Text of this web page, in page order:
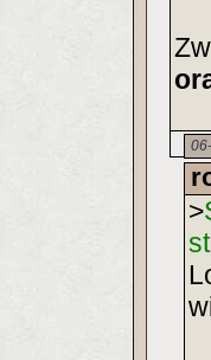
>